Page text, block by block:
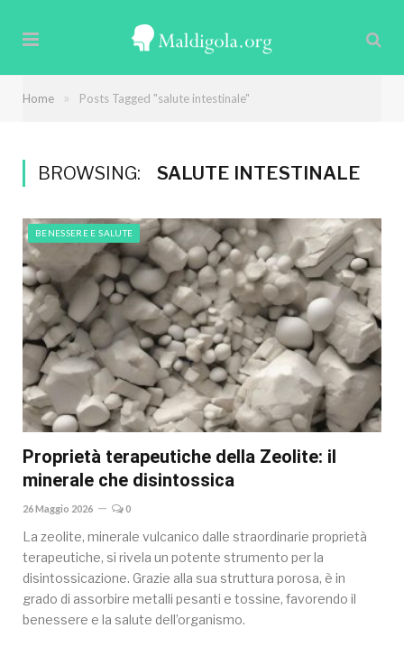
Home » Posts Tagged "salute intestinale"
BROWSING: SALUTE INTESTINALE
BENESSERE E SALUTE
Proprietà terapeutiche della Zeolite: il
minerale che disintossica
26 Maggio 2026 0
La zeolite, minerale vulcanico dalle straordinarie proprietà
terapeutiche, si rivela un potente strumento per la
disintossicazione. Grazie alla sua struttura porosa, è in
grado di assorbire metalli pesanti e tossine, favorendo il
benessere e la salute dell’organismo.